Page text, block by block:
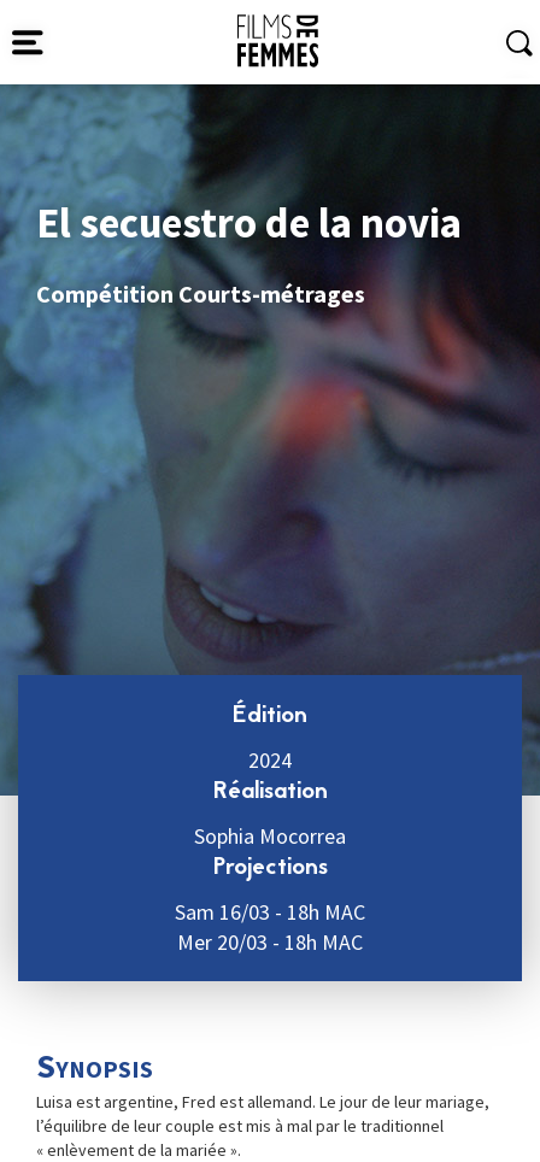
El secuestro de la novia
Compétition Courts-métrages
Édition
2024
Réalisation
Sophia Mocorrea
Projections
Sam 16/03 - 18h MAC
Mer 20/03 - 18h MAC
Synopsis
Luisa est argentine, Fred est allemand. Le jour de leur mariage,
l’équilibre de leur couple est mis à mal par le traditionnel
« enlèvement de la mariée ».